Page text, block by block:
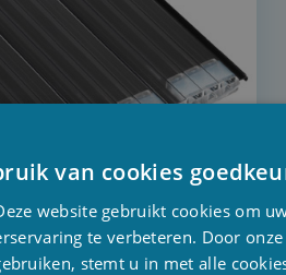
van cookies
website gebruikt cookies om
te verbeteren. Door
stemt u in met alle